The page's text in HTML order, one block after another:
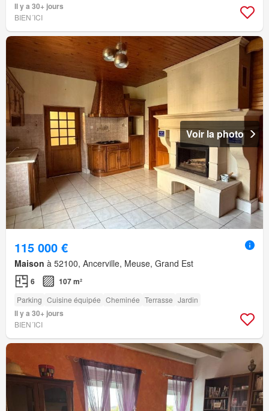
Il y a 30+ jours
BIEN´ICI
Voir la photo
115 000 €
Maison à 52100, Ancerville, Meuse, Grand Est
6 107 m²
Parking Cuisine équipée Cheminée Terrasse Jardin
Il y a 30+ jours
BIEN´ICI